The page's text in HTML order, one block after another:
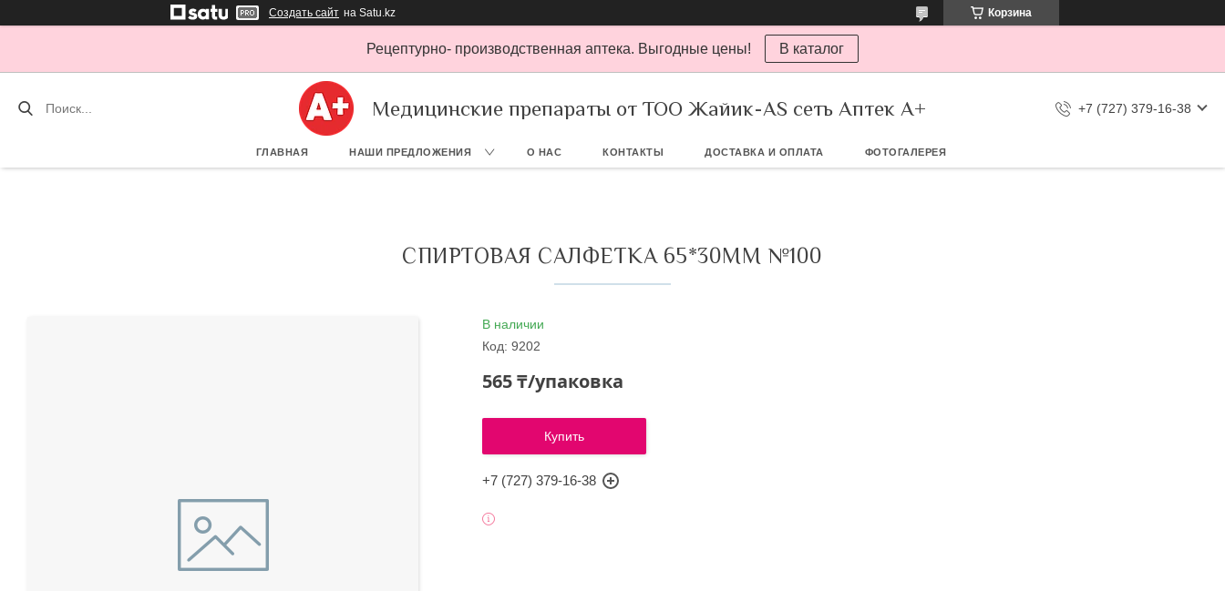
Создать сайт на Satu.kz Корзина
Рецептурно- производственная аптека. Выгодные цены! В каталог
Медицинские препараты от ТОО Жайик-AS сеть Аптек А+ +7 (727) 379-16-38
ГЛАВНАЯ НАШИ ПРЕДЛОЖЕНИЯ О НАС КОНТАКТЫ ДОСТАВКА И ОПЛАТА ФОТОГАЛЕРЕЯ
СПИРТОВАЯ САЛФЕТКА 65*30ММ №100
В наличии
Код:9202
565 ₸/упаковка
Купить
+7 (727) 379-16-38